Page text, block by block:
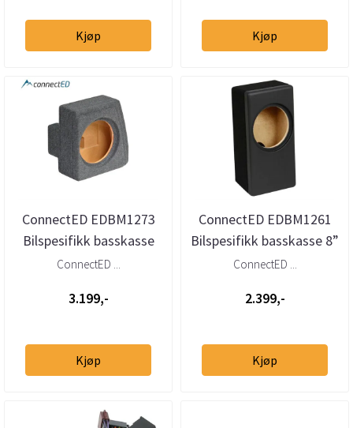
Kjøp Kjøp
ConnectED EDBM1273
Bilspesifikk basskasse
10” BMW 5-serie Touring
ConnectED ...
3.199,-
Kjøp
ConnectED EDBM1261
Bilspesifikk basskasse 8”
BMW 5-serie Sedan (E39)
ConnectED ...
2.399,-
Kjøp